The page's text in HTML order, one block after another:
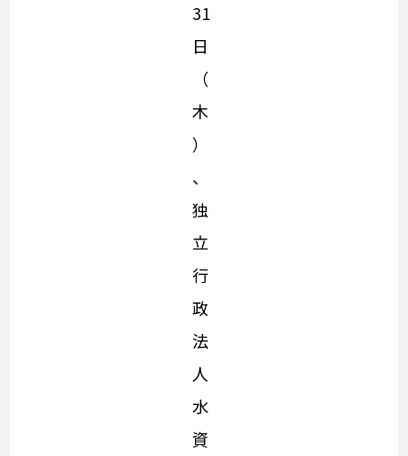
31
日
（
木
）
、
独
立
行
政
法
人
水
資